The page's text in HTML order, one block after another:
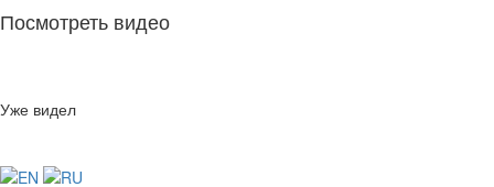
Посмотреть видео
Уже видел